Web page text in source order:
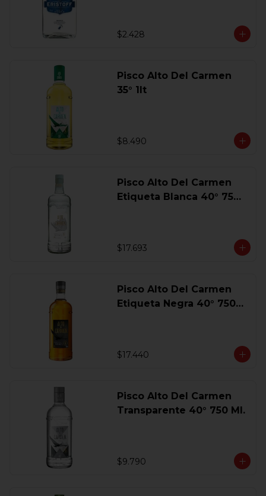
$2.428
Pisco Alto Del Carmen
35° 1lt
$8.490
Pisco Alto Del Carmen
Etiqueta Blanca 40° 750
$17.693
Pisco Alto Del Carmen
Etiqueta Negra 40° 750
$17.440
Pisco Alto Del Carmen
Transparente 40° 750 Ml.
$9.790